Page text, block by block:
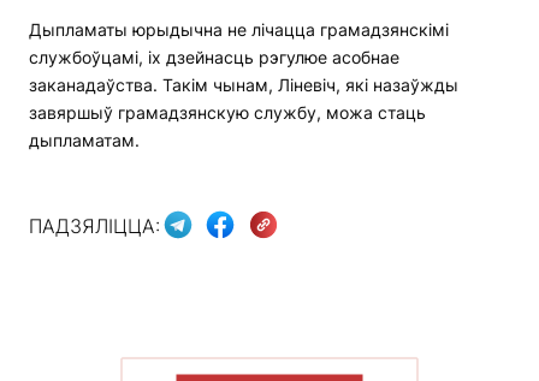
Дыпламаты юрыдычна не лічацца грамадзянскімі
службоўцамі, іх дзейнасць рэгулюе асобнае
заканадаўства. Такім чынам, Ліневіч, які назаўжды
завяршыў грамадзянскую службу, можа стаць
дыпламатам.
ПАДЗЯЛІЦЦА: